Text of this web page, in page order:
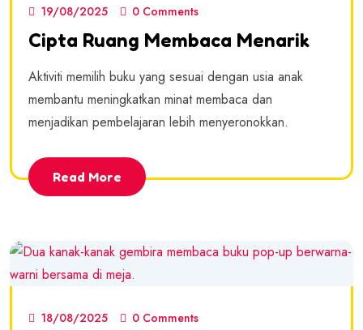
19/08/2025 0 Comments
Cipta Ruang Membaca Menarik
Aktiviti memilih buku yang sesuai dengan usia anak
membantu meningkatkan minat membaca dan
menjadikan pembelajaran lebih menyeronokkan.
Read More
18/08/2025 0 Comments